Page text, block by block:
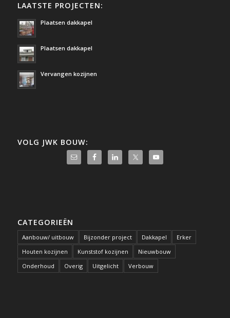
LAATSTE PROJECTEN:
Plaatsen dakkapel
Plaatsen dakkapel
Vervangen kozijnen
VOLG JWK BOUW:
CATEGORIEËN
Aanbouw/ uitbouw Bijzonder project Dakkapel
Erker
Houten kozijnen
Kunststof kozijnen
Nieuwbouw
Onderhoud
Overig Uitgelicht Verbouw